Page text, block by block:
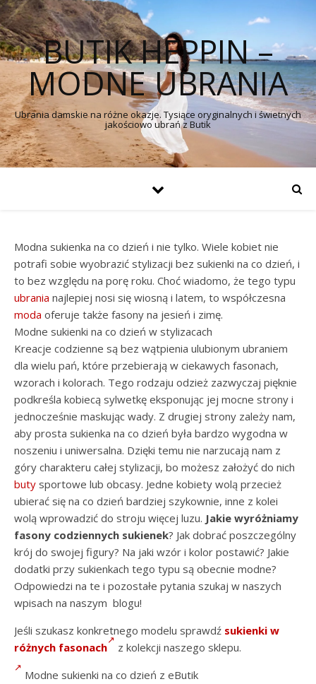
BUTIK HEPPIN –
MODNE UBRANIA
Ubrania damskie na różne okazje. Tysiące oryginalnych i świetnych
jakościowo ubrań z Butik
Modna sukienka na co dzień i nie tylko. Wiele kobiet nie
potrafi sobie wyobrazić stylizacji bez sukienki na co dzień, i
to bez względu na porę roku. Choć wiadomo, że tego typu
ubrania najlepiej nosi się wiosną i latem, to współczesna
moda oferuje także fasony na jesień i zimę.
Modne sukienki na co dzień w stylizacach
Kreacje codzienne są bez wątpienia ulubionym ubraniem
dla wielu pań, które przebierają w ciekawych fasonach,
wzorach i kolorach. Tego rodzaju odzież zazwyczaj pięknie
podkreśla kobiecą sylwetkę eksponując jej mocne strony i
jednocześnie maskując wady. Z drugiej strony zależy nam,
aby prosta sukienka na co dzień była bardzo wygodna w
noszeniu i uniwersalna. Dzięki temu nie narzucają nam z
góry charakteru całej stylizacji, bo możesz założyć do nich
buty sportowe lub obcasy. Jedne kobiety wolą przecież
ubierać się na co dzień bardziej szykownie, inne z kolei
wolą wprowadzić do stroju więcej luzu. Jakie wyróżniamy
fasony codziennych sukienek? Jak dobrać poszczególny
krój do swojej figury? Na jaki wzór i kolor postawić? Jakie
dodatki przy sukienkach tego typu są obecnie modne?
Odpowiedzi na te i pozostałe pytania szukaj w naszych
wpisach na naszym blogu!
Jeśli szukasz konkretnego modelu sprawdź sukienki w
różnych fasonach
z kolekcji naszego sklepu.
Modne sukienki na co dzień z eButik